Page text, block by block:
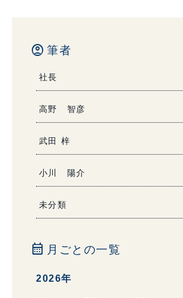
account_circle 筆者
社長
高野 智彦
武田 梓
小川 陽介
未分類
calendar_month 月ごとの一覧
2026年